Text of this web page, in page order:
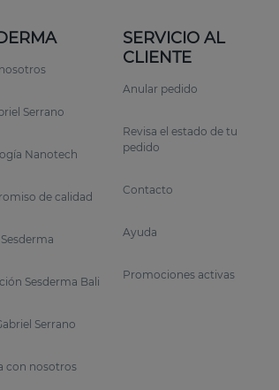
Serrano
Nanotech
de calidad
Sesderma Bali
Serrano
con nosotros
SERVICIO AL
CLIENTE
Anular pedido
Revisa el estado de tu
pedido
Contacto
Ayuda
Promociones activas